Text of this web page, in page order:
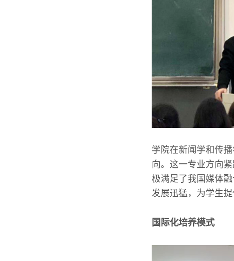
学院在新闻学和传
向。这一专业方向
极满足了我国媒体
发展迅猛，为学生
国际化培养模式